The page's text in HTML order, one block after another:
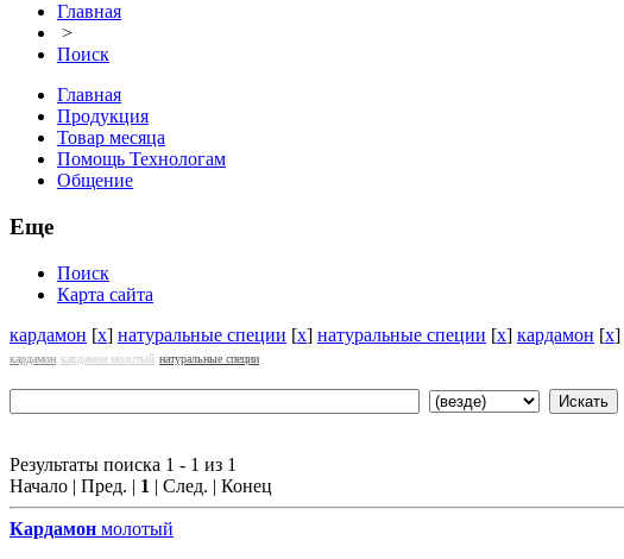
Главная
>
Поиск
Главная
Продукция
Товар месяца
Помощь Технологам
Общение
Еще
Поиск
Карта сайта
кардамон [x] натуральные специи [x] натуральные специи [x] кардамон [x]
кардамон кардамон молотый натуральные специи
Результаты поиска 1 - 1 из 1
Начало | Пред. | 1 | След. | Конец
Кардамон молотый